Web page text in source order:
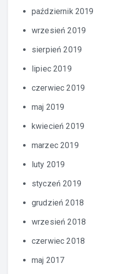
październik 2019
wrzesień 2019
sierpień 2019
lipiec 2019
czerwiec 2019
maj 2019
kwiecień 2019
marzec 2019
luty 2019
styczeń 2019
grudzień 2018
wrzesień 2018
czerwiec 2018
maj 2017